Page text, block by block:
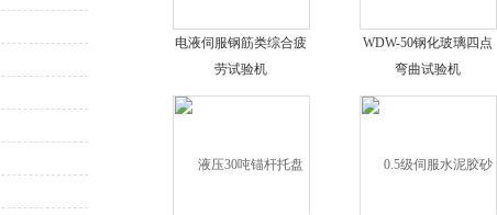
电液伺服钢筋类综合疲
劳试验机
WDW-50钢化玻璃四点
弯曲试验机